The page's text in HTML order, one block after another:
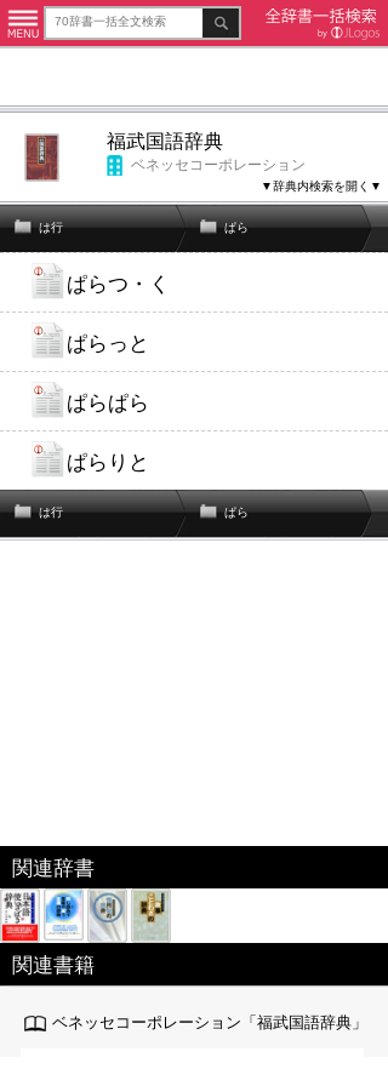
福武国語辞典
ベネッセコーポレーション
▼辞典内検索を開く▼
は行 ぱら
ぱらつ・く
ぱらっと
ぱらぱら
ぱらりと
は行 ぱら
関連辞書
関連書籍
ベネッセコーポレーション「福武国語辞典」